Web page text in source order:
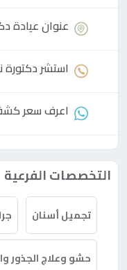
عنوان عيادة
استشردكتورة
اعرف سعر
التخصصات الفرعية
تجميل أسنان
حشو وعلاج الجذور